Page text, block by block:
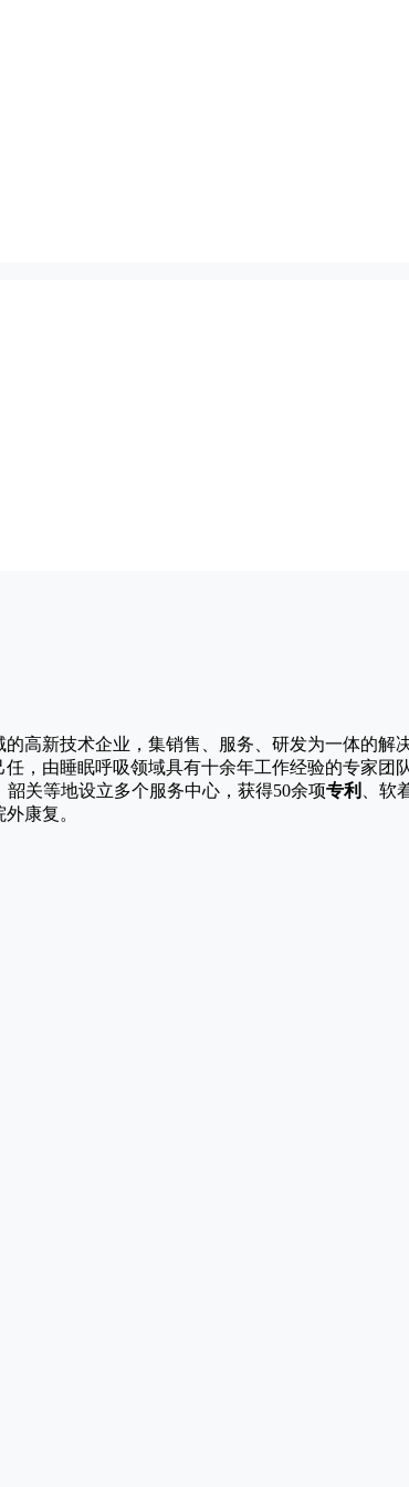
高新技术企业，集销售、服务、研发为一体的解
，由睡眠呼吸领域具有十余年工作经验的专家团
关等地设立多个服务中心，获得50余项专利
、软
康复。